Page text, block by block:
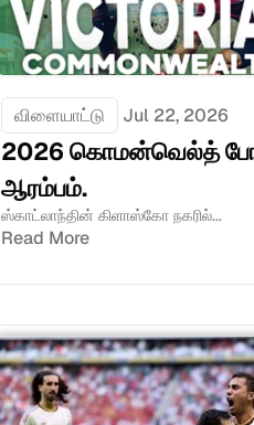
விளையாட்டு Jul 22, 2026
2026 கொமன்வெல்த்
ஆரம்பம்.
ஸ்காட்லாந்தின் கிளாஸ்கோ நகரில்...
Read More